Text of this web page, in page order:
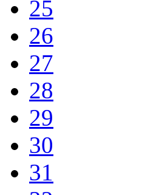
25
26
27
28
29
30
31